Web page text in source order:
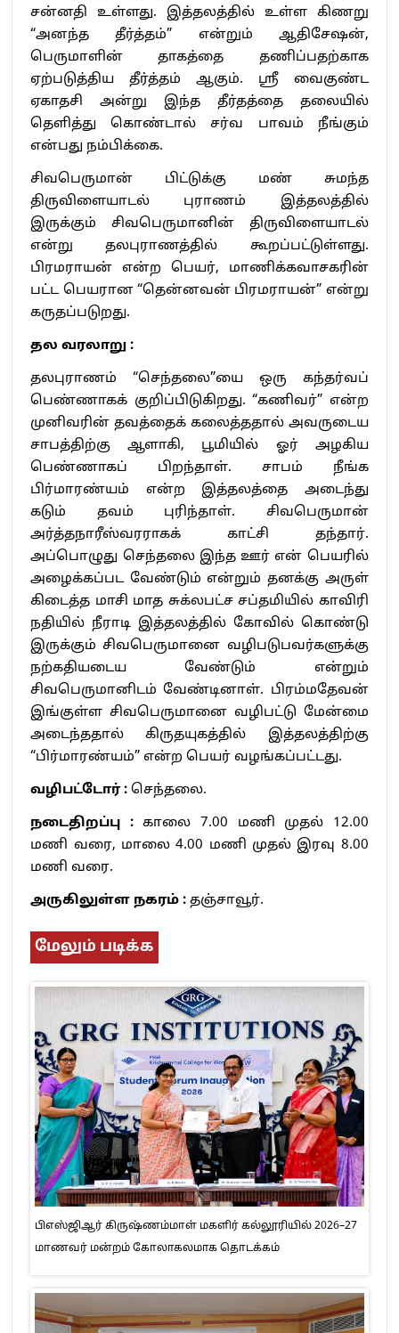
சன்னதி உள்ளது. இத்தலத்தில் உள்ள கிணறு
“அனந்த தீர்த்தம்” என்றும் ஆதிசேஷன்,
பெருமாளின் தாகத்தை தணிப்பதற்காக
ஏற்படுத்திய தீர்த்தம் ஆகும். ஸ்ரீ வைகுண்ட
ஏகாதசி அன்று இந்த தீர்தத்தை தலையில்
தெளித்து கொண்டால் சர்வ பாவம் நீங்கும்
என்பது நம்பிக்கை.
சிவபெருமான் பிட்டுக்கு மண் சுமந்த
திருவிளையாடல் புராணம் இத்தலத்தில்
இருக்கும் சிவபெருமானின் திருவிளையாடல்
என்று தலபுராணத்தில் கூறப்பட்டுள்ளது.
பிரமராயன் என்ற பெயர், மாணிக்கவாசகரின்
பட்ட பெயரான “தென்னவன் பிரமராயன்” என்று
கருதப்படுறது.
தல வரலாறு :
தலபுராணம் “செந்தலை”யை ஒரு கந்தர்வப்
பெண்ணாகக் குறிப்பிடுகிறது. “கணிவர்” என்ற
முனிவரின் தவத்தைக் கலைத்ததால் அவருடைய
சாபத்திற்கு ஆளாகி, பூமியில் ஓர் அழகிய
பெண்ணாகப் பிறந்தாள். சாபம் நீங்க
பிர்மாரண்யம் என்ற இத்தலத்தை அடைந்து
கடும் தவம் புரிந்தாள். சிவபெருமான்
அர்த்தநாரீஸ்வரராகக் காட்சி தந்தார்.
அப்பொழுது செந்தலை இந்த ஊர் என் பெயரில்
அழைக்கப்பட வேண்டும் என்றும் தனக்கு அருள்
கிடைத்த மாசி மாத சுக்லபட்ச சப்தமியில் காவிரி
நதியில் நீராடி இத்தலத்தில் கோவில் கொண்டு
இருக்கும் சிவபெருமானை வழிபடுபவர்களுக்கு
நற்கதியடைய வேண்டும் என்றும்
சிவபெருமானிடம் வேண்டினாள். பிரம்மதேவன்
இங்குள்ள சிவபெருமானை வழிபட்டு மேன்மை
அடைந்ததால் கிருதயுகத்தில் இத்தலத்திற்கு
“பிர்மாரண்யம்” என்ற பெயர் வழங்கப்பட்டது.
வழிபட்டோர் : செந்தலை.
நடைதிறப்பு :காலை 7.00 மணி முதல் 12.00
மணி வரை, மாலை 4.00 மணி முதல் இரவு 8.00
மணி வரை.
அருகிலுள்ள நகரம் : தஞ்சாவூர்.
மேலும் படிக்க
பிஎஸ்ஜிஆர் கிருஷ்ணம்மாள் மகளிர் கல்லூரியில் 2026–27
மாணவர் மன்றம் கோலாகலமாக தொடக்கம்